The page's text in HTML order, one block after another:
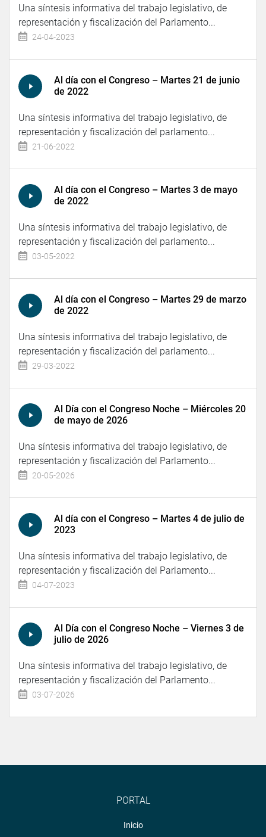
Una síntesis informativa del trabajo legislativo, de
representación y fiscalización del Parlamento...
24-04-2023
Al día con el Congreso – Martes 21 de junio
de 2022
Una síntesis informativa del trabajo legislativo, de
representación y fiscalización del parlamento...
21-06-2022
Al día con el Congreso – Martes 3 de mayo
de 2022
Una síntesis informativa del trabajo legislativo, de
representación y fiscalización del parlamento...
03-05-2022
Al día con el Congreso – Martes 29 de marzo
de 2022
Una síntesis informativa del trabajo legislativo, de
representación y fiscalización del parlamento...
29-03-2022
Al Día con el Congreso Noche – Miércoles 20
de mayo de 2026
Una síntesis informativa del trabajo legislativo, de
representación y fiscalización del Parlamento...
20-05-2026
Al día con el Congreso – Martes 4 de julio de
2023
Una síntesis informativa del trabajo legislativo, de
representación y fiscalización del Parlamento...
04-07-2023
Al Día con el Congreso Noche – Viernes 3 de
julio de 2026
Una síntesis informativa del trabajo legislativo, de
representación y fiscalización del Parlamento...
03-07-2026
PORTAL
Inicio